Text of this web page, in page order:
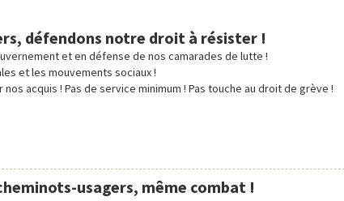
défendons notre droit à résister !
et en défense de nos camarades de lutte !
et les mouvements sociaux !
acquis ! Pas de service minimum ! Pas touche au droit de grève !
usagers, même combat !